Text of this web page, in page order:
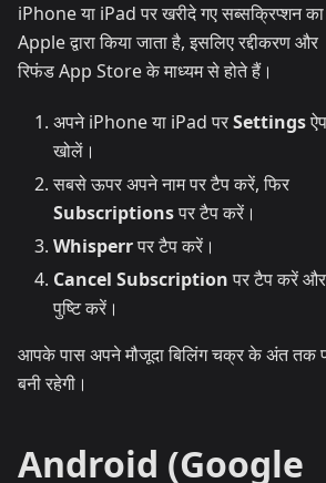
iPhone या iPad पर खरीदे गए सब्सक्रिप्शन
Apple द्वारा किया जाता है, इसलिए रद्दीकरण और
रिफंड App Store के माध्यम से होते हैं।
अपने iPhone या iPad परSettingsऐप
खोलें।
सबसे ऊपर अपने नाम पर टैप करें, फिर
Subscriptionsपर टैप करें।
Whisperrपर टैप करें।
Cancel Subscriptionपर टैप करें और
पुष्टि करें।
आपके पास अपने मौजूदा बिलिंग चक्र के अंत तक
बनी रहेगी।
Android (Google